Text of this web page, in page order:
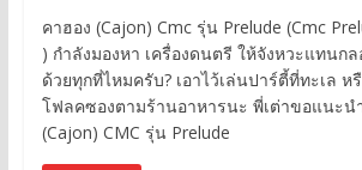
คาฮอง (Cajon) Cmc รุ่น Prelude (Cmc
) กำลังมองหา เครื่องดนตรี ให้จังหวะแทนก
ด้วยทุกที่ไหมครับ? เอาไว้เล่นปาร์ตี้ที่ทะเล ห
โฟลคซองตามร้านอาหารนะ พี่เต่าขอแนะน
(Cajon) CMC รุ่น Prelude